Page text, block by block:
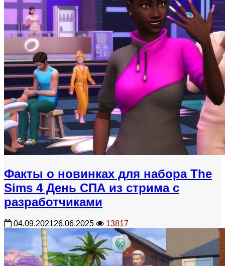
Факты о новинках для набора The
Sims 4 День СПА из стрима с
разработчиками
04.09.202126.06.2025 13817